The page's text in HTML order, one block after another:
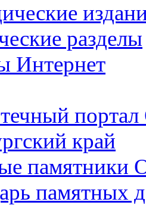
разделы
Интернет
портал
край
памятники
памятных